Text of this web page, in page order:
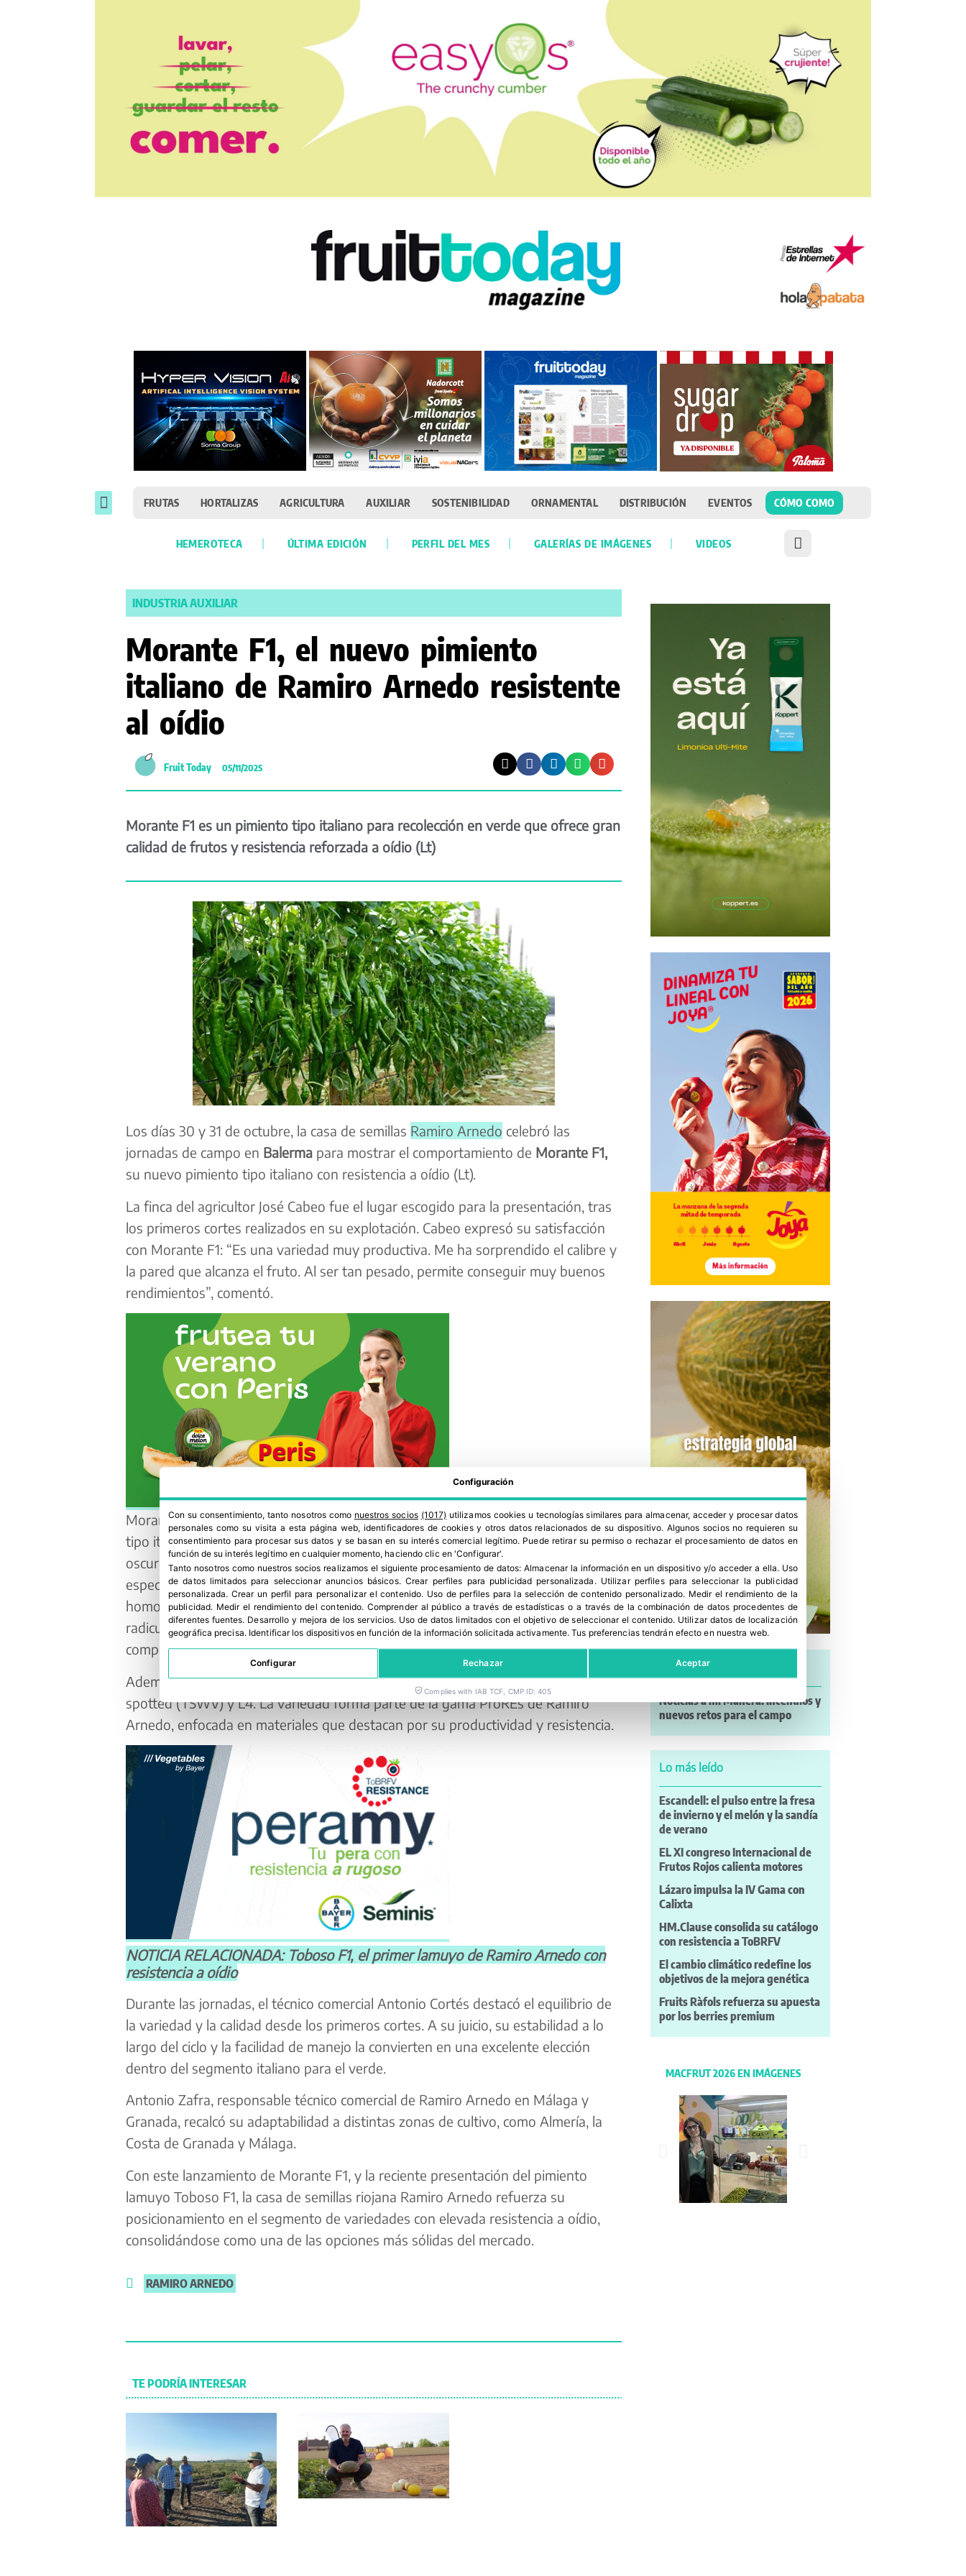
FRUTAS HORTALIZAS AGRICULTURA AUXILIAR SOSTENIBILIDAD ORNAMENTAL DISTRIBUCIÓN EVENTOS CÓMO COMO
HEMEROTECA ÚLTIMA EDICIÓN PERFIL DEL MES GALERÍAS DE IMÁGENES VIDEOS
INDUSTRIA AUXILIAR
Morante F1, el nuevo pimiento
italiano de Ramiro Arnedo resistente
al oídio
Fruit Today 05/11/2025
Morante F1 es un pimiento tipo italiano para recolección en verde que ofrece gran
calidad de frutos y resistencia reforzada a oídio (Lt)
Los días 30 y 31 de octubre, la casa de semillas Ramiro Arnedo celebró las
jornadas de campo en Balermapara mostrar el comportamiento de Morante F1,
su nuevo pimiento tipo italiano con resistencia a oídio (Lt).
La finca del agricultor José Cabeo fue el lugar escogido para la presentación, tras
los primeros cortes realizados en su explotación. Cabeo expresó su satisfacción
con Morante F1: “Es una variedad muy productiva. Me ha sorprendido el calibre y
la pared que alcanza el fruto. Al ser tan pesado, permite conseguir muy buenos
rendimientos”, comentó.
Morante F1 desarrolla frutos largos, uniformes y con el fuelle característico del
tipo italiano, acompañados de una pared gruesa, elevado peso y un color verde
oscuro brillante. Su excelente comportamiento lo convierte en una variedad
especialmente indicada para la recolección en verde, manteniendo calidad y
homogeneidad durante todo el ciclo. La planta presenta porte medio y un sistema
radicular potente, que asegura continuidad de producción y un buen
comportamiento desde el inicio hasta el final de campaña.
Además de su resistencia elevada a oídio (Lt), Morante F1 incorpora resistencias a
spotted (TSWV) y L4. La variedad forma parte de la gama ProREs de Ramiro
Arnedo, enfocada en materiales que destacan por su productividad y resistencia.
NOTICIA RELACIONADA: Toboso F1, el primer lamuyo de Ramiro Arnedo con
resistencia a oídio
Durante las jornadas, el técnico comercial Antonio Cortés destacó el equilibrio de
la variedad y la calidad desde los primeros cortes. A su juicio, su estabilidad a lo
largo del ciclo y la facilidad de manejo la convierten en una excelente elección
dentro del segmento italiano para el verde.
Antonio Zafra, responsable técnico comercial de Ramiro Arnedo en Málaga y
Granada, recalcó su adaptabilidad a distintas zonas de cultivo, como Almería, la
Costa de Granada y Málaga.
Con este lanzamiento de Morante F1, y la reciente presentación del pimiento
lamuyo Toboso F1, la casa de semillas riojana Ramiro Arnedo refuerza su
posicionamiento en el segmento de variedades con elevada resistencia a oídio,
consolidándose como una de las opciones más sólidas del mercado.
RAMIRO ARNEDO
TE PODRÍA INTERESAR
Últimas noticias
Noticias a mi Manera: incendios y
nuevos retos para el campo
Lo más leído
Escandell: el pulso entre la fresa
de invierno y el melón y la sandía
de verano
EL XI congreso Internacional de
Frutos Rojos calienta motores
Lázaro impulsa la IV Gama con
Calixta
HM.Clause consolida su catálogo
con resistencia a ToBRFV
El cambio climático redefine los
objetivos de la mejora genética
Fruits Ràfols refuerza su apuesta
por los berries premium
MACFRUT 2026 EN IMÁGENES
Configuración
Con su consentimiento, tanto nosotros como nuestros socios (1017) utilizamos cookies u tecnologías similares para almacenar, acceder y procesar datos
personales como su visita a esta página web, identificadores de cookies y otros datos relacionados de su dispositivo. Algunos socios no requieren su
consentimiento para procesar sus datos y se basan en su interés comercial legítimo. Puede retirar su permiso o rechazar el procesamiento de datos en
función de su interés legítimo en cualquier momento, haciendo clic en 'Configurar'.
Tanto nosotros como nuestros socios realizamos el siguiente procesamiento de datos:Almacenar la información en un dispositivo y/o acceder a ella. Uso
de datos limitados para seleccionar anuncios básicos. Crear perfiles para publicidad personalizada . Utilizar perfiles para seleccionar la publicidad
personalizada. Crear un perfil para personalizar el contenido. Uso de perfiles para la selección de contenido personalizado. Medir el rendimiento de la
publicidad. Medir el rendimiento del contenido. Comprender al público a través de estadísticas o a través de la combinación de datos procedentes de
diferentes fuentes. Desarrollo y mejora de los servicios. Uso de datos limitados con el objetivo de seleccionar el contenido. Utilizar datos de localización
geográfica precisa. Identificar los dispositivos en función de la información solicitada activamente.Tus preferencias tendrán efecto en nuestra web.
Configurar Rechazar Aceptar
Complies with IAB TCF, CMP ID: 405